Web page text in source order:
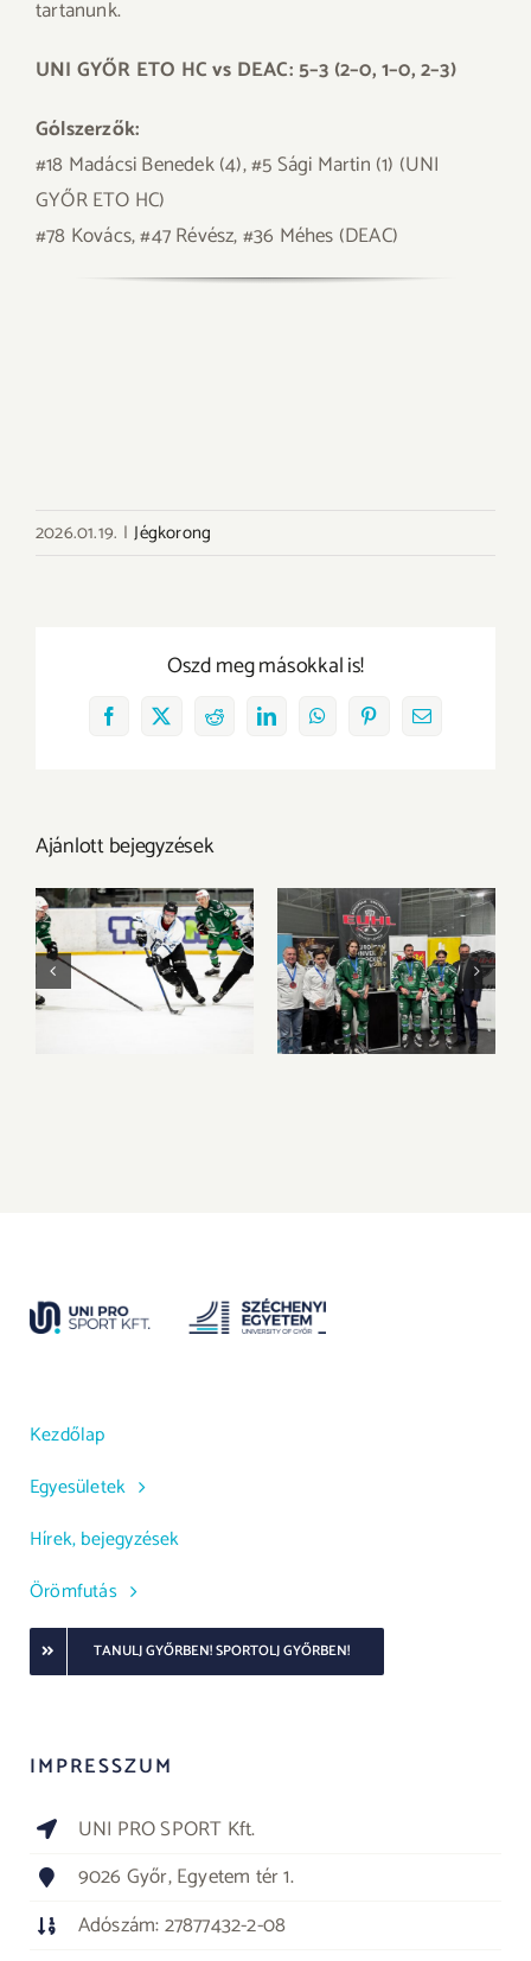
tartanunk.
UNI GYŐR ETO HC vs DEAC: 5–3 (2–0, 1–0, 2–3)
Gólszerzők:
#18 Madácsi Benedek (4), #5 Sági Martin (1) (UNI
GYŐR ETO HC)
#78 Kovács, #47 Révész, #36 Méhes (DEAC)
2026.01.19. | Jégkorong
Oszd meg másokkal is!
Facebook
X RedditLinkedInWhatsAppPinterestEmail:
Ajánlott bejegyzések
A BGE vitte el az
aranyérmet Győrből
a 2026-os 3×3
Jégkorong MEFOB-
Bronzéremmel és
egyéni elismerések
sorával zárta az
EUHL-szezont az
UNI GYŐR ETO HC
Kezdőlap
Egyesületek
Hírek, bejegyzések
Örömfutás
TANULJ GYŐRBEN! SPORTOLJ GYŐRBEN!
IMPRESSZUM
UNI PRO SPORT Kft.
9026 Győr, Egyetem tér 1.
Adószám: 27877432-2-08